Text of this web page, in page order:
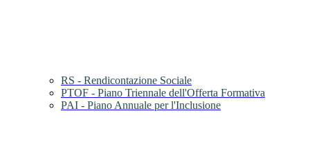
RS - Rendicontazione Sociale
PTOF - Piano Triennale dell'Offerta Formativa
PAI - Piano Annuale per l'Inclusione